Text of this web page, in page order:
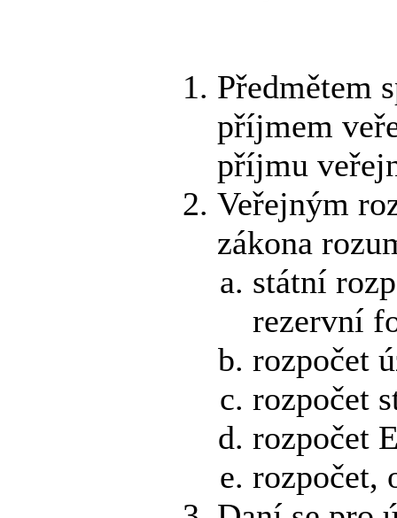
Předmětem
příjmem
příjmu
Veřejným
zákona
státní
rezervní
rozpočet
rozpočet
rozpočet
rozpočet,